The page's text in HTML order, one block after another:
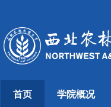
首页 学院概况